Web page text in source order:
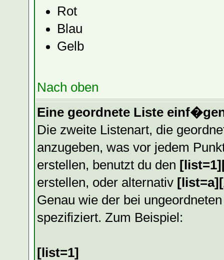
Rot
Blau
Gelb
Nach oben
Eine geordnete Liste
Die zweite Listenart, die
anzugeben, was vor jedem
erstellen, benutzt du den
erstellen, oder alternativ
Genau wie der bei
spezifiziert. Zum Beispiel:
[list=1]